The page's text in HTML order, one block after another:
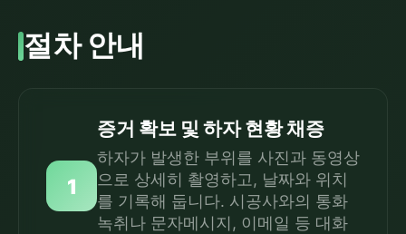
절차 안내
1
증거 확보 및 하자 현황 채증
하자가 발생한 부위를 사진과 동영상
으로 상세히 촬영하고, 날짜와 위치
를 기록해 둡니다. 시공사와의 통화
녹취나 문자메시지, 이메일 등 대화